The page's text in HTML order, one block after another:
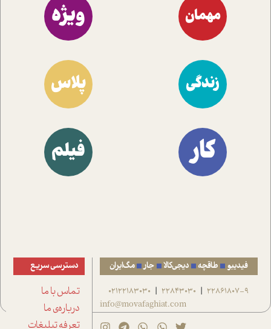
مهمان ویژه
زندگی پلاس
کار فیلم
فیدیبو طاقچه دیجی‌کالا جار مگ‌ایران
22861807-9
|
22843030
|
02122183030
info@movafaghiat.com
دسترسی سریع
تماس با ما
درباره‌ی ما
تعرفه تبلیغات